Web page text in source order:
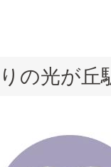
の光が丘